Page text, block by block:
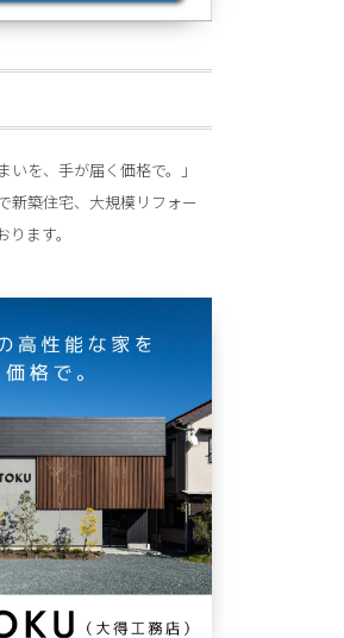
いを、手が届く価格で。」
新築住宅、大規模リフォー
ます。